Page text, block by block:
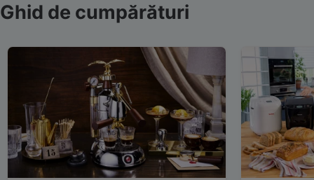
Ghid de cumpărături